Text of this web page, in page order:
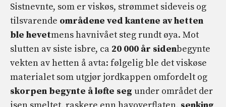
Sistnevnte, som er viskøs, strømmet sideveis og
tilsvarende områdene ved kantene av hetten
ble hevetmens havnivået steg rundt øya. Mot
slutten av siste isbre, ca 20 000 år sidenbegynte
vekten av hetten å avta: følgelig ble det viskøse
materialet som utgjør jordkappen omfordelt og
skorpen begynte å løfte seg under området der